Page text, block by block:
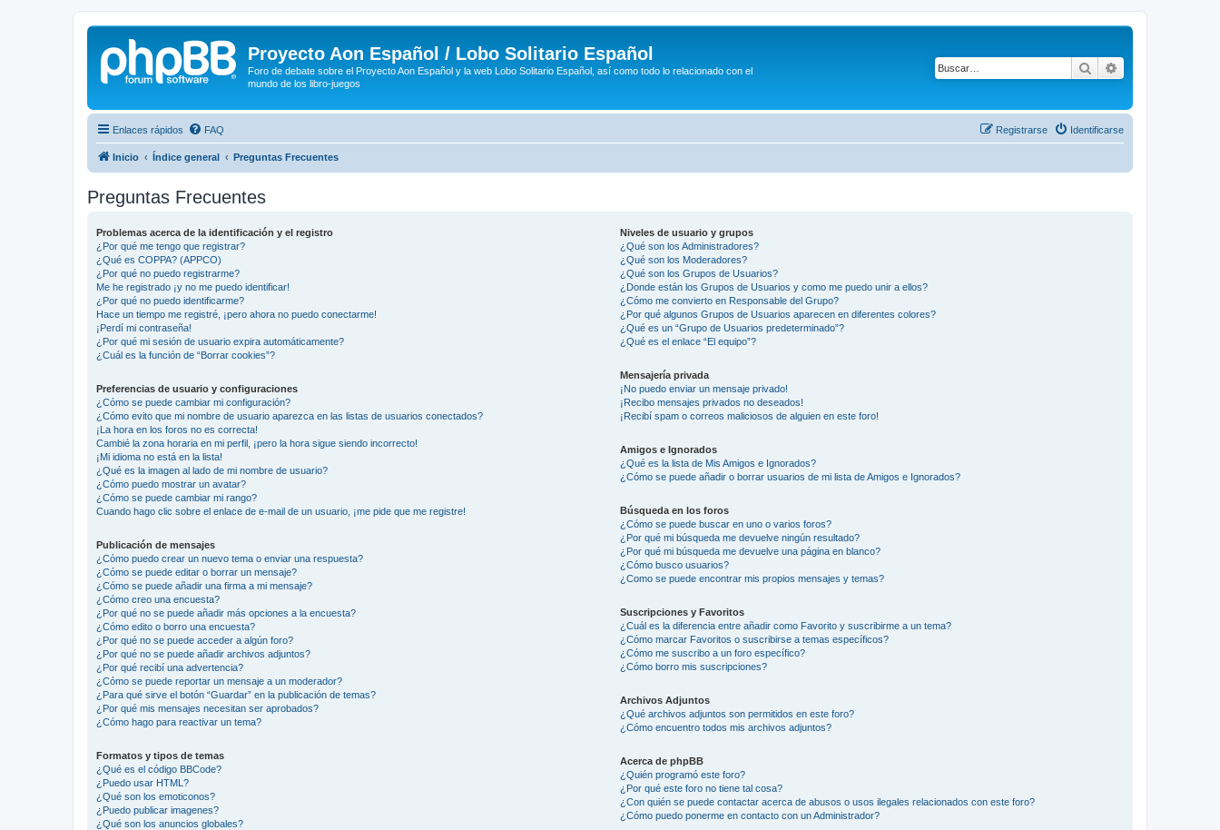
Proyecto Aon Español / Lobo Solitario Español
Foro de debate sobre el Proyecto Aon Español y la web Lobo Solitario Español, así como todo lo relacionado con el
mundo de los libro-juegos
Buscar
Enlaces rápidos FAQ Identificarse
Registrarse
Inicio Índice general Preguntas Frecuentes
Preguntas Frecuentes
Problemas acerca de la identificación y el registro
¿Por qué me tengo que registrar?
¿Qué es COPPA? (APPCO)
¿Por qué no puedo registrarme?
Me he registrado ¡y no me puedo identificar!
¿Por qué no puedo identificarme?
Hace un tiempo me registré, ¡pero ahora no puedo conectarme!
¡Perdí mi contraseña!
¿Por qué mi sesión de usuario expira automáticamente?
¿Cuál es la función de “Borrar cookies”?
Preferencias de usuario y configuraciones
¿Cómo se puede cambiar mi configuración?
¿Cómo evito que mi nombre de usuario aparezca en las listas de usuarios conectados?
¡La hora en los foros no es correcta!
Cambié la zona horaria en mi perfil, ¡pero la hora sigue siendo incorrecto!
¡Mi idioma no está en la lista!
¿Qué es la imagen al lado de mi nombre de usuario?
¿Cómo puedo mostrar un avatar?
¿Cómo se puede cambiar mi rango?
Cuando hago clic sobre el enlace de e-mail de un usuario, ¡me pide que me registre!
Publicación de mensajes
¿Cómo puedo crear un nuevo tema o enviar una respuesta?
¿Cómo se puede editar o borrar un mensaje?
¿Cómo se puede añadir una firma a mi mensaje?
¿Cómo creo una encuesta?
¿Por qué no se puede añadir más opciones a la encuesta?
¿Cómo edito o borro una encuesta?
¿Por qué no se puede acceder a algún foro?
¿Por qué no se puede añadir archivos adjuntos?
¿Por qué recibí una advertencia?
¿Cómo se puede reportar un mensaje a un moderador?
¿Para qué sirve el botón “Guardar” en la publicación de temas?
¿Por qué mis mensajes necesitan ser aprobados?
¿Cómo hago para reactivar un tema?
Formatos y tipos de temas
¿Qué es el código BBCode?
¿Puedo usar HTML?
¿Qué son los emoticonos?
¿Puedo publicar imagenes?
¿Qué son los anuncios globales?
Niveles de usuario y grupos
¿Qué son los Administradores?
¿Qué son los Moderadores?
¿Qué son los Grupos de Usuarios?
¿Donde están los Grupos de Usuarios y como me puedo unir a ellos?
¿Cómo me convierto en Responsable del Grupo?
¿Por qué algunos Grupos de Usuarios aparecen en diferentes colores?
¿Qué es un “Grupo de Usuarios predeterminado”?
¿Qué es el enlace “El equipo”?
Mensajería privada
¡No puedo enviar un mensaje privado!
¡Recibo mensajes privados no deseados!
¡Recibí spam o correos maliciosos de alguien en este foro!
Amigos e Ignorados
¿Qué es la lista de Mis Amigos e Ignorados?
¿Cómo se puede añadir o borrar usuarios de mi lista de Amigos e Ignorados?
Búsqueda en los foros
¿Cómo se puede buscar en uno o varios foros?
¿Por qué mi búsqueda me devuelve ningún resultado?
¿Por qué mi búsqueda me devuelve una página en blanco?
¿Cómo busco usuarios?
¿Como se puede encontrar mis propios mensajes y temas?
Suscripciones y Favoritos
¿Cuál es la diferencia entre añadir como Favorito y suscribirme a un tema?
¿Cómo marcar Favoritos o suscribirse a temas específicos?
¿Cómo me suscribo a un foro específico?
¿Cómo borro mis suscripciones?
Archivos Adjuntos
¿Qué archivos adjuntos son permitidos en este foro?
¿Cómo encuentro todos mis archivos adjuntos?
Acerca de phpBB
¿Quién programó este foro?
¿Por qué este foro no tiene tal cosa?
¿Con quién se puede contactar acerca de abusos o usos ilegales relacionados con este foro?
¿Cómo puedo ponerme en contacto con un Administrador?